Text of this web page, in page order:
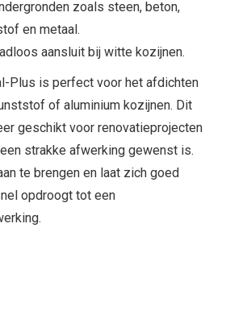
zoals steen, beton,
en metaal.
aansluit bij witte kozijnen.
Plus is perfect voor het afdichten
of aluminium kozijnen. Dit
geschikt voor renovatieprojecten
strakke afwerking gewenst is.
te brengen en laat zich goed
opdroogt tot een